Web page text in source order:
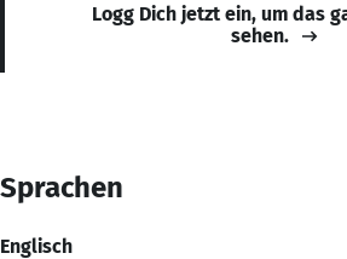
Logg Dich jetzt ein, um das
sehen.
Sprachen
Englisch